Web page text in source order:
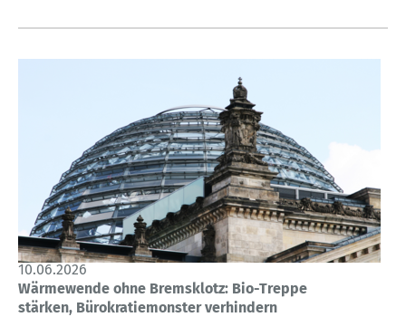
10.06.2026
Wärmewende ohne Bremsklotz: Bio-Treppe
stärken, Bürokratiemonster verhindern